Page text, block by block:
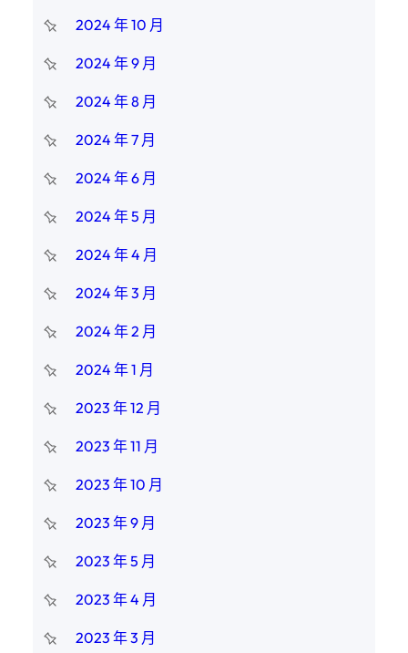
2024 年 10 月
2024 年 9 月
2024 年 8 月
2024 年 7 月
2024 年 6 月
2024 年 5 月
2024 年 4 月
2024 年 3 月
2024 年 2 月
2024 年 1 月
2023 年 12 月
2023 年 11 月
2023 年 10 月
2023 年 9 月
2023 年 5 月
2023 年 4 月
2023 年 3 月